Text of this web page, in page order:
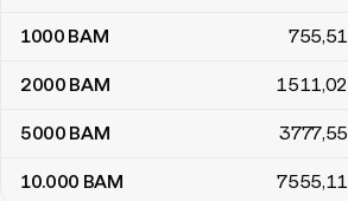
1000 BAM 755,51
2000 BAM 1511,02
5000 BAM 3777,55
10.000 BAM 7555,11